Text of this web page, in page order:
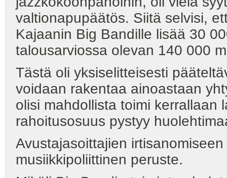
valtionapupäätös. Siitä selvisi,
Kajaanin Big Bandille lisää 30
talousarviossa olevan 140 000
Tästä oli yksiselitteisesti
voidaan rakentaa ainoastaan
olisi mahdollista toimi kerrallaan
rahoitusosuus pystyy
Avustajasoittajien
musiikkipoliittinen peruste.